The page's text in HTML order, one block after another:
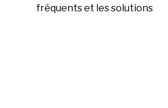
fréquents et les solutions